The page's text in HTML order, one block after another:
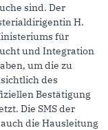
sind. Der
H.
für
und Integration
um die zu
des
Bestätigung
Die SMS der
die Hausleitung